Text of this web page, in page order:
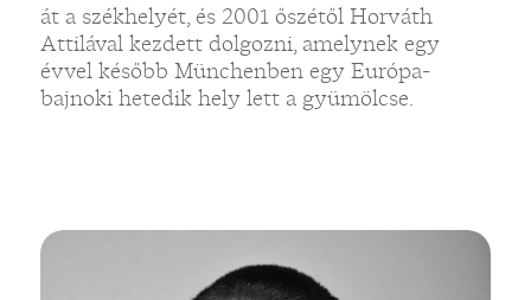
át a székhelyét, és 2001 őszétől Horváth
Attilával kezdett dolgozni, amelynek egy
évvel később Münchenben egy Európa-
bajnoki hetedik hely lett a gyümölcse.